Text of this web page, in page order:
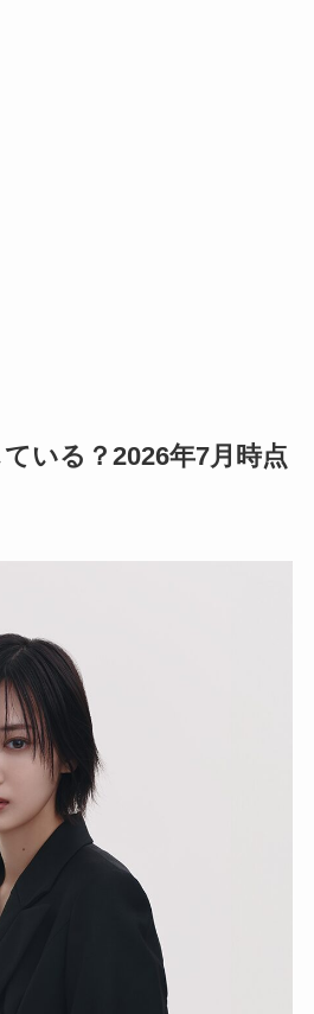
いる？2026年7月時点